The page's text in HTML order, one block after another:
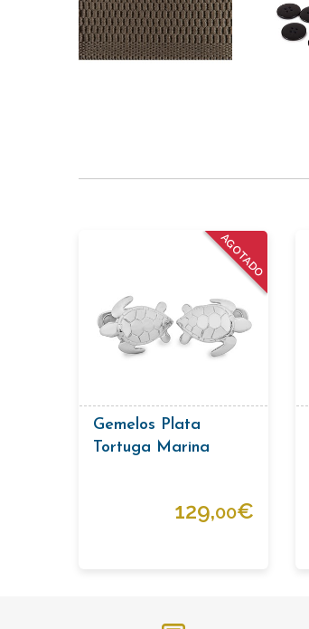
AGOTADO
Gemelos Plata
Tortuga Marina
129,00€